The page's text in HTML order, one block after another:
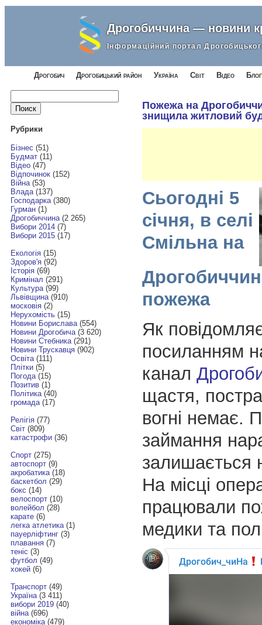
Дрогобиччина — новини
Інформаційний портал
Дрогобич Дрогобицький район Україна Світ Відео
Найти:
Рубрики
Бізнес (51)
Будмат(11)
Відео(47)
Відпочинок(152)
Війна(53)
Влада(137)
Господарка(380)
Гурман(1)
Дрогобиччина(2 265)
Вибори 2014(7)
Вибори 2015(17)
Екологія(15)
Здоров'я(92)
Історія(69)
Кримінал (291)
Культура(99)
Львівщина(910)
московія(2)
Нерухомість(15)
Новини Борислава(554)
Новини Дрогобича(3 620)
Новини Стебника(291)
Новини Трускавця(902)
Освіта(111)
Плітки(5)
Погода(15)
Позитив(1)
Політика(40)
громада(17)
Релігія(77)
Світ(809)
катастрофи(36)
Спорт(275)
автоспорт(9)
акробатика(18)
баскетбол (29)
бокс (14)
велоспорт(10)
волейбол (28)
карате(6)
легка атлетика(1)
пауерліфтинг(3)
плавання(7)
теніс (3)
футбол (49)
хокей(6)
Транспорт(49)
Україна(3 411)
вибори 2019(40)
війна(696)
економіка(479)
Пожежа на
знищила житловий
Сьогодні 5
січня, в селі
Смільна на
пожежа
Як
посиланням
канал
щастя,
вогні немає.
займання
залишається
На місці
працювали
медики та